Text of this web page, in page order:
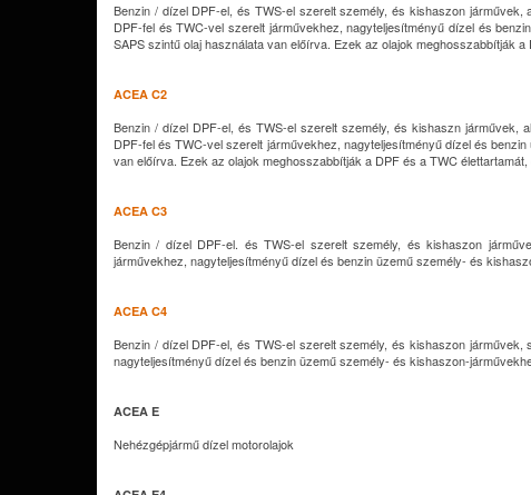
Benzin / dízel DPF-el, és TWS-el szerelt személy, és kishaszon
DPF-fel és TWC-vel szerelt járművekhez, nagyteljesítményű dízel és
SAPS szintű olaj használata van előírva. Ezek az olajok meghosszabbítják
ACEA C2
Benzin / dízel DPF-el, és TWS-el szerelt személy, és kishaszn járművek,
DPF-fel és TWC-vel szerelt járművekhez, nagyteljesítményű dízel és
van előírva. Ezek az olajok meghosszabbítják a DPF és a TWC
ACEA C3
Benzin / dízel DPF-el. és TWS-el szerelt személy, és kishaszon
járművekhez, nagyteljesítményű dízel és benzin üzemű személy- és
ACEA C4
Benzin / dízel DPF-el, és TWS-el szerelt személy, és kishaszon
nagyteljesítményű dízel és benzin üzemű személy- és kishaszon-
ACEA E
Nehézgépjármű dízel motorolajok